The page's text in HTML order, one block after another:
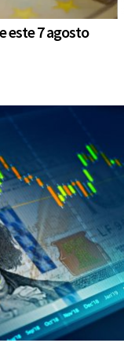
este 7 agosto